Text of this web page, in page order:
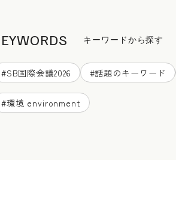
キーワードから探す
#SB国際会議2026 #話題のキーワード
#環境 environment